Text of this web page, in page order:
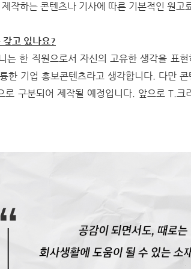
작하는 콘텐츠나 기사에 따른 기본적인 원
고 있나요?
는 한 직원으로서 자신의 고유한 생각을 표
한 기업 홍보콘텐츠라고 생각합니다. 다만
구분되어 제작될 예정입니다. 앞으로 T.크